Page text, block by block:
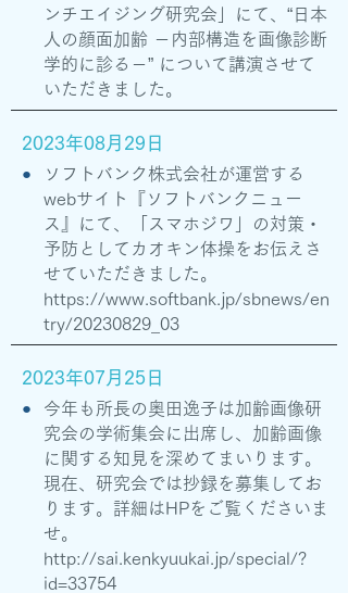
ンチエイジング研究会」にて、“日本
人の顔面加齢 －内部構造を画像診断
学的に診る－” について講演させて
いただきました。
2023年08月29日
ソフトバンク株式会社が運営する
webサイト『ソフトバンクニュー
ス』にて、「スマホジワ」の対策・
予防としてカオキン体操をお伝えさ
せていただきました。
https://www.softbank.jp/sbnews/en
try/20230829_03
●
2023年07月25日
今年も所長の奥田逸子は加齢画像研
究会の学術集会に出席し、加齢画像
に関する知見を深めてまいります。
現在、研究会では抄録を募集してお
ります。詳細はHPをご覧くださいま
せ。
http://sai.kenkyuukai.jp/special/?
id=33754
●